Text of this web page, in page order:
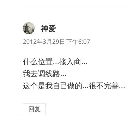
神爱
道：
2012年3月29日 下午6:07
什么位置…接入商…
我去调线路…
这个是我自己做的…很不完善…
回复